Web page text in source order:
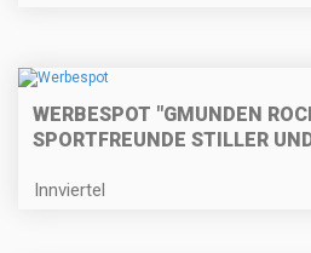
WERBESPOT "GMUNDEN
SPORTFREUNDE STILLER
Innviertel